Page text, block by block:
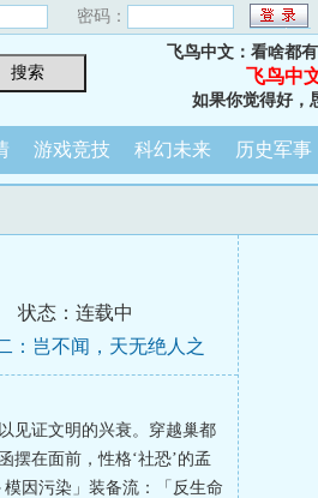
密码：
飞鸟中文：看啥都
飞鸟中
如果你觉得好，
游戏竞技 科幻未来 历史军事
状态：连载中
：岂不闻，天无绝人之
见证文明的兴衰。穿越巢都
摆在面前，性格‘社恐’的孟
因污染」装备流：「反生命